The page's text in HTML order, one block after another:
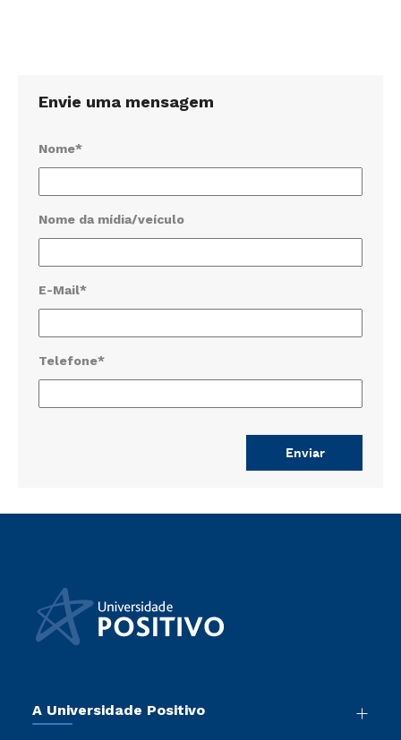
Envie uma mensagem
Nome*
Nome da mídia/veículo
E-Mail*
Telefone*
A Universidade Positivo